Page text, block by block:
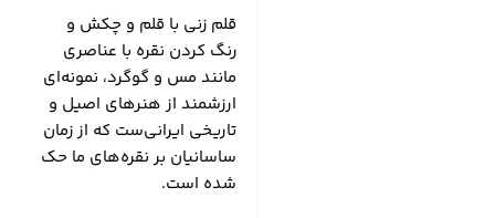
قلم زنی با قلم و چکش و
رنگ کردن نقره با عناصری
مانند مس و گوگرد، نمونه‌ای
ارزشمند از هنرهای اصیل و
تاریخی ایرانی‌ست که از زمان
ساسانیان بر نقره‌های ما حک
شده است.